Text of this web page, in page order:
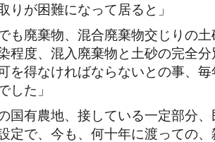
りが困難になって居ると」
も廃棄物、混合廃棄物交じりの
染程度、混入廃棄物と土砂の完全
を得なければならないとの事、
した」
国有農地、接している一定部分
定で、今も、何十年に渡っての